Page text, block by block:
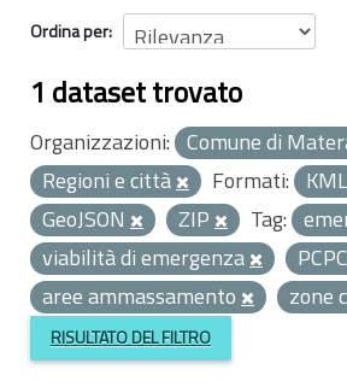
Ordina per
1 dataset trovato
Organizzazioni: Comune di
Regioni e città
Formati: KML
GeoJSON
ZIP Tag:
viabilità di emergenza
PCPC
aree ammassamento
zone
RISULTATO DEL FILTRO